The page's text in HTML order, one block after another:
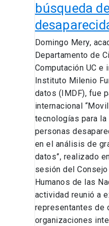
búsqueda
Domingo Mery,
Departamento de
Computación UC e
Instituto Milenio
datos (IMDF), fue
internacional
tecnologías para la
personas
en el análisis de
datos”, realizado
sesión del
Humanos de las
actividad reunió a
representantes de
organizaciones
la
búsqueda
de
personas
desaparecidas